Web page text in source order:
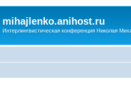
mihajlenko.anihost.ru
Интерлингвистическая конференция Николая